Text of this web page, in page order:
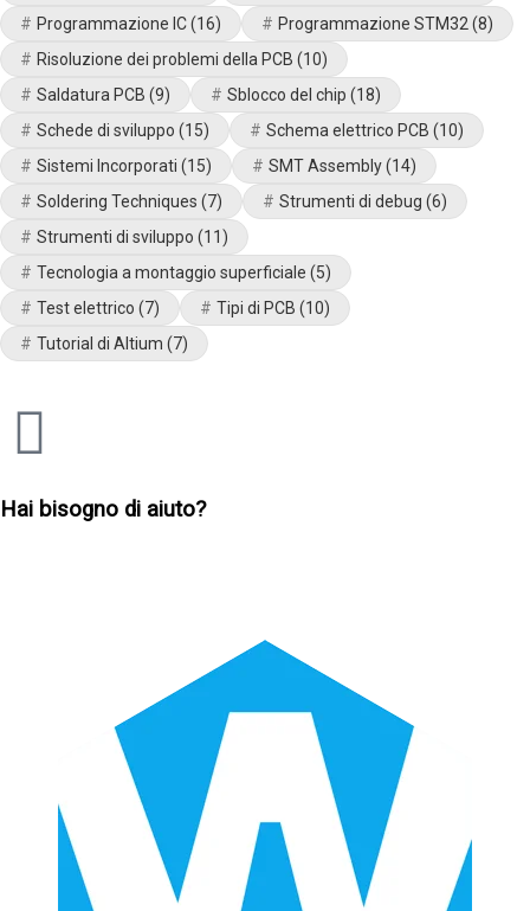
Programmazione IC(16) Programmazione STM32 (8)
Risoluzione dei problemi della PCB (10)
Saldatura PCB (9) Sblocco del chip (18)
Schede di sviluppo (15) Schema elettrico PCB (10)
Sistemi Incorporati (15) SMT Assembly(14)
Soldering Techniques (7) Strumenti di debug (6)
Strumenti di sviluppo (11)
Tecnologia a montaggio superficiale (5)
Test elettrico (7) Tipi di PCB (10)
Tutorial di Altium (7)
Hai bisogno di aiuto?